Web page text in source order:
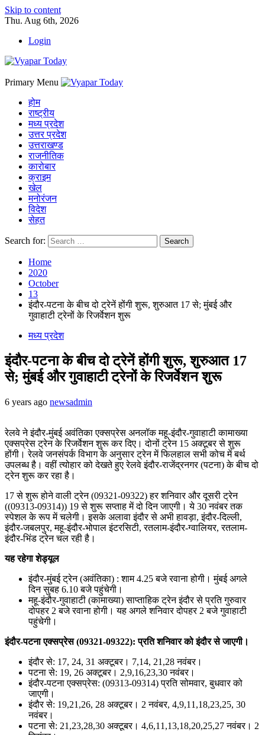
Skip to content
Thu. Aug 6th, 2026
Login
Primary Menu
होम
राष्ट्रीय
मध्य प्रदेश
उत्तर प्रदेश
उत्तराखण्ड
राजनीतिक
कारोबार
क्राइम
खेल
मनोरंजन
विदेश
सेहत
Search for:
Home
2020
October
13
इंदौर-पटना के बीच दो ट्रेनें होंगी शुरू, शुरुआत 17 से; मुंबई और
गुवाहाटी ट्रेनों के रिजर्वेशन शुरू
मध्य प्रदेश
इंदौर-पटना के बीच दो ट्रेनें होंगी शुरू, शुरुआत 17
से; मुंबई और गुवाहाटी ट्रेनों के रिजर्वेशन शुरू
6 years ago newsadmin
रेलवे ने इंदौर-मुंबई अवंतिका एक्सप्रेस अनलॉक महू-इंदौर-गुवाहाटी कामाख्या
एक्सप्रेस ट्रेन के रिजर्वेशन शुरू कर दिए। दोनों ट्रेन 15 अक्टूबर से शुरू
होंगी। रेलवे जनसंपर्क विभाग के अनुसार ट्रेन में फिलहाल सभी कोच में बर्थ
उपलब्ध है। वहीं त्योहार को देखते हुए रेलवे इंदौर-राजेंद्रनगर (पटना) के बीच दो
ट्रेन शुरू कर रहा है।
17 से शुरू होने वाली ट्रेन (09321-09322) हर शनिवार और दूसरी ट्रेन
((09313-09314)) 19 से शुरू सप्ताह में दो दिन जाएगी। ये 30 नवंबर तक
स्पेशल के रूप में चलेगी। इसके अलावा इंदौर से अभी हावड़ा, इंदौर-दिल्ली,
इंदौर-जबलपुर, महू-इंदौर-भोपाल इंटरसिटी, रतलाम-इंदौर-ग्वालियर, रतलाम-
इंदौर-भिंड ट्रेन चल रही है।
यह रहेगा शेड्यूल
इंदौर-मुंबई ट्रेन (अवंतिका) : शाम 4.25 बजे रवाना होगी। मुंबई अगले
दिन सुबह 6.10 बजे पहुंचेगी।
महू-इंदौर-गुवाहाटी (कामाख्या) साप्ताहिक ट्रेन इंदौर से प्रति गुरुवार
दोपहर 2 बजे रवाना होगी। यह अगले शनिवार दोपहर 2 बजे गुवाहाटी
पहुंचेगी।
इंदौर-पटना एक्सप्रेस (09321-09322): प्रति शनिवार को इंदौर से जाएगी।
इंदौर से: 17, 24, 31 अक्टूबर। 7,14, 21,28 नवंबर।
पटना से: 19, 26 अक्टूबर। 2,9,16,23,30 नवंबर।
इंदौर-पटना एक्सप्रेस: (09313-09314) प्रति सोमवार, बुधवार को
जाएगी।
इंदौर से: 19,21,26, 28 अक्टूबर। 2 नवंबर, 4,9,11,18,23,25, 30
नवंबर।
पटना से: 21,23,28,30 अक्टूबर। 4,6,11,13,18,20,25,27 नवंबर। 2